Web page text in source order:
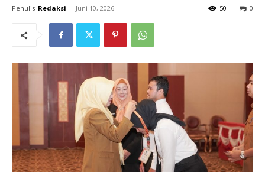
Penulis Redaksi - Juni 10, 2026 0
50